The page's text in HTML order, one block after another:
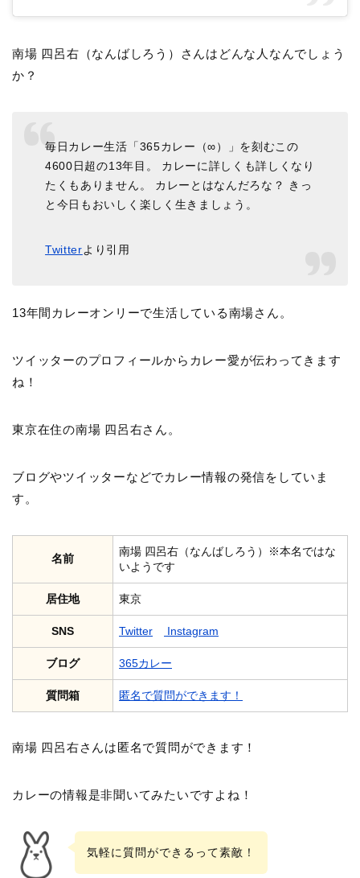
南場 四呂右（なんばしろう）さんはどんな人なんでしょう
か？
毎日カレー生活「365カレー（∞）」を刻むこの
4600日超の13年目。 カレーに詳しくも詳しくなり
たくもありません。 カレーとはなんだろな？ きっ
と今日もおいしく楽しく生きましょう。
Twitterより引用
13年間カレーオンリーで生活している南場さん。
ツイッターのプロフィールからカレー愛が伝わってきます
ね！
東京在住の南場 四呂右さん。
ブログやツイッターなどでカレー情報の発信をしていま
す。
名前
南場 四呂右（なんばしろう）※本名ではな
いようです
居住地 東京
SNS Twitter Instagram
ブログ 365カレー
質問箱 匿名で質問ができます！
南場 四呂右さんは匿名で質問ができます！
カレーの情報是非聞いてみたいですよね！
気軽に質問ができるって素敵！